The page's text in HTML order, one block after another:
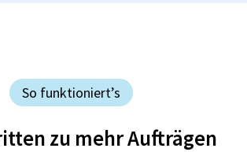
So funktioniert’s
zu mehr Aufträgen